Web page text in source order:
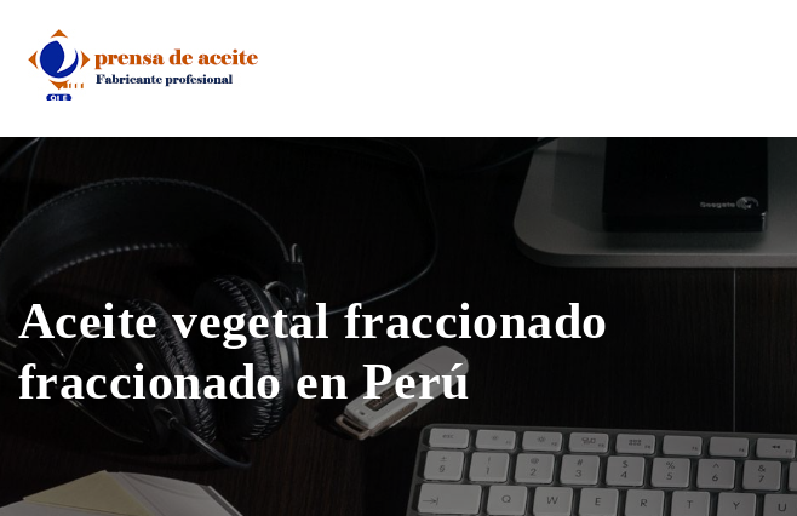
content
Aceite vegetal fraccionado
fraccionado en Perú